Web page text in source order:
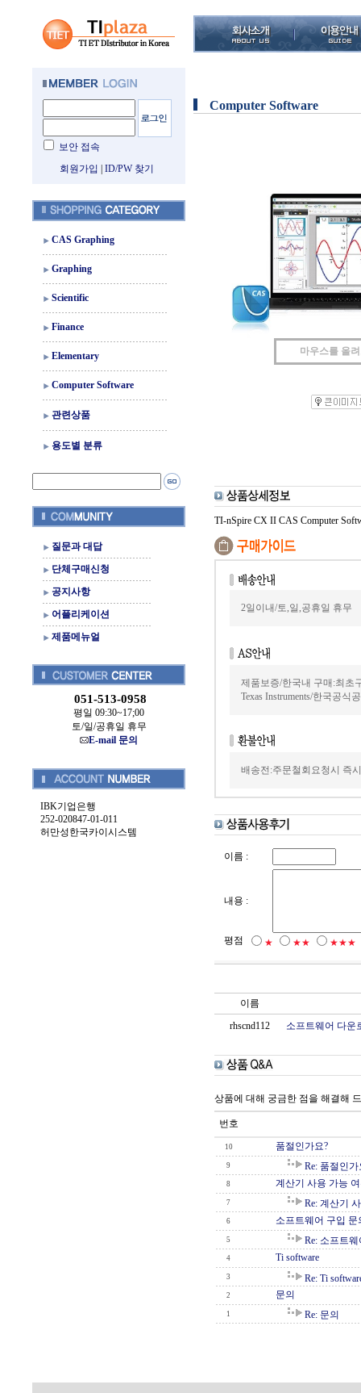
보안 접속
회원가입
ID/PW 찾기
CAS Graphing
Graphing
Scientific
Finance
Elementary
Computer Software
관련상품
용도별 분류
질문과 대답
단체구매신청
공지사항
어플리케이션
제품메뉴얼
051-513-0958
평일 09:30~17;00
토/일/공휴일 휴무
E-mail 문의
IBK기업은행
252-020847-01-011
허만성한국카이시스템
Computer Software
마우스를 올
TI-nSpire CX II CAS Computer
2일이내/토,일,공휴일 휴무
제품보증/한국내 구매:최초
Texas Instruments/한국공식
배송전:주문철회요청시 즉
이름 :
내용 :
평점 ★ ★★ ★★★
이름
rhscnd112
소프트웨어 다운
상품에 대해 궁금한 점을 해결해
번호
10 품절인가요?
9 Re: 품절인가
8 계산기 사용 가능
7 Re: 계산기
6 소프트웨어 구입 문
5 Re: 소프트
4 Ti software
3 Re: Ti
2 문의
1 Re: 문의